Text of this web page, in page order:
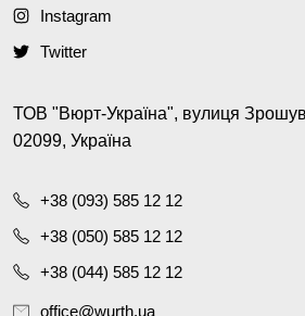
Instagram
Twitter
ТОВ "Вюрт-Україна", вулиця
02099, Україна
+38 (093) 585 12 12
+38 (050) 585 12 12
+38 (044) 585 12 12
office@wurth.ua